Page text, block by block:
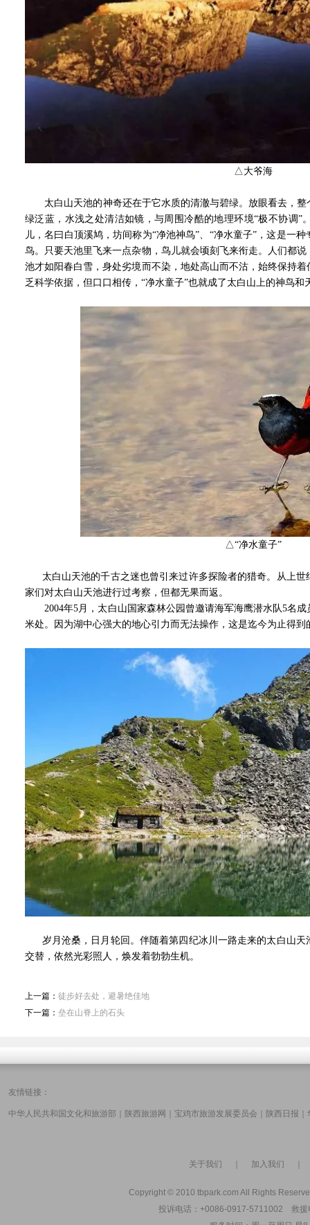
△大爷海
太白山天池的神奇还在于它水质的清澈与碧绿。放眼看去，整
绿泛蓝，水浅之处清洁如镜，与周围冷酷的地理环境“极不协调”
儿，名曰白顶溪鸠，坊间称为“净池神鸟”、“净水童子”，这是一
鸟。只要天池里飞来一点杂物，鸟儿就会顷刻飞来衔走。人们都
池才如阳春白雪，身处劣境而不染，地处高山而不沽，始终保持
乏科学依据，但口口相传，“净水童子”也就成了太白山上的神鸟
△“净水童子”
太白山天池的千古之迷也曾引来过许多探险者的猎奇。从上世
家们对太白山天池进行过考察，但都无果而返。
2004年5月，太白山国家森林公园曾邀请海军海鹰潜水队5名成
米处。因为湖中心强大的地心引力而无法操作，这是迄今为止得
岁月沧桑，日月轮回。伴随着第四纪冰川一路走来的太白山天
交替，依然光彩照人，焕发着勃勃生机。
上一篇： 徒步好去处，避暑绝佳地
下一篇： 垒在山脊上的石头
友情链接：
中华人民共和国文化和旅游部 陕西旅游网 宝鸡市旅游发展委员会 陕西日报
关于我们 加入我们
Copyright © 2010 tbpark.com All Rights
投诉电话：+0086-0917-5711002 救